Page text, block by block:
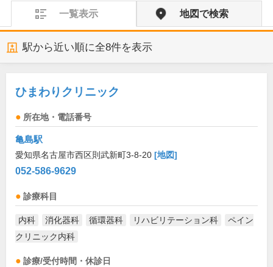
一覧表示 地図で検索
駅から近い順に全8件を表示
ひまわりクリニック
所在地・電話番号
亀島駅
愛知県名古屋市西区則武新町3-8-20 [地図]
052-586-9629
診療科目
内科 消化器科 循環器科 リハビリテーション科
ペイン
クリニック内科
診療/受付時間・休診日